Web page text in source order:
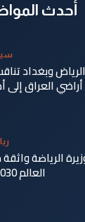
أحدث
الرياض وبغداد
أراضي العراق إلى
الرياضة
العالم 2030 في إسبانيا